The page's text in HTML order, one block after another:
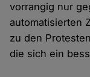
vorrangig nur
automatisierten
zu den
die sich ein